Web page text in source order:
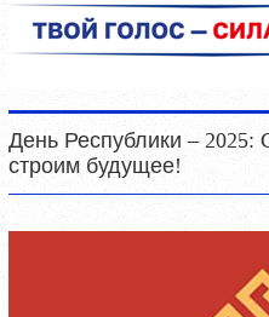
День Республики – 2025:
строим будущее!